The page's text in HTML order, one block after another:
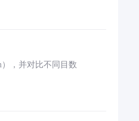
，并对比不同目数